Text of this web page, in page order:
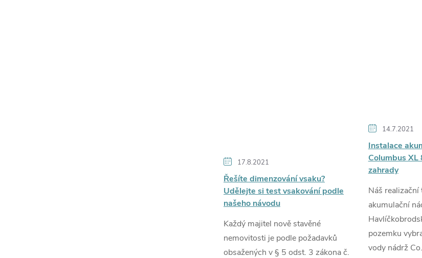
17.8.2021
Řešíte dimenzování vsaku?
Udělejte si test vsakování podle
našeho návodu
Každý majitel nově stavěné
nemovitosti je podle požadavků
obsažených v § 5 odst. 3 zákona č.
14.7.2021
Instalace
Columbus
zahrady
Náš
akumulační
pozemku
vody nádrž